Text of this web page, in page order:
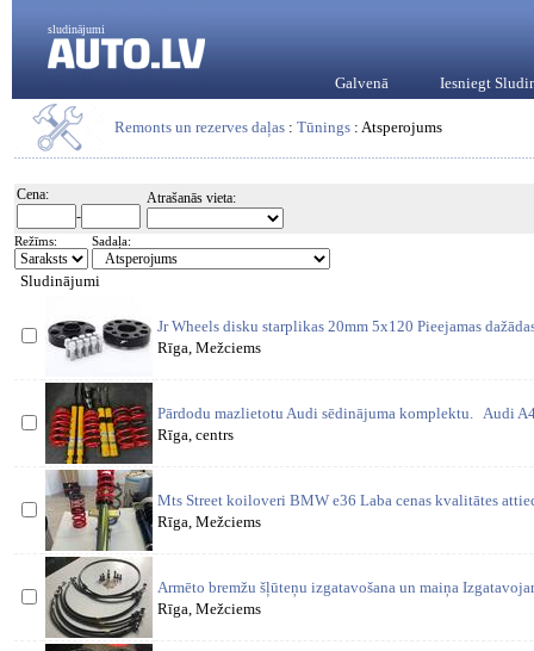
sludinājumi
Galvenā Iesniegt
Remonts un rezerves daļas : Tūnings : Atsperojums
Cena:
-
Atrašanās vieta:
Režīms: Sadaļa:
Sludinājumi
Jr Wheels disku starplikas 20mm 5x120 Pieejamas
Rīga, Mežciems
Pārdodu mazlietotu Audi sēdinājuma komplektu. Audi
Rīga, centrs
Mts Street koiloveri BMW e36 Laba cenas kvalitātes
Rīga, Mežciems
Armēto bremžu šļūteņu izgatavošana un maiņa
Rīga, Mežciems